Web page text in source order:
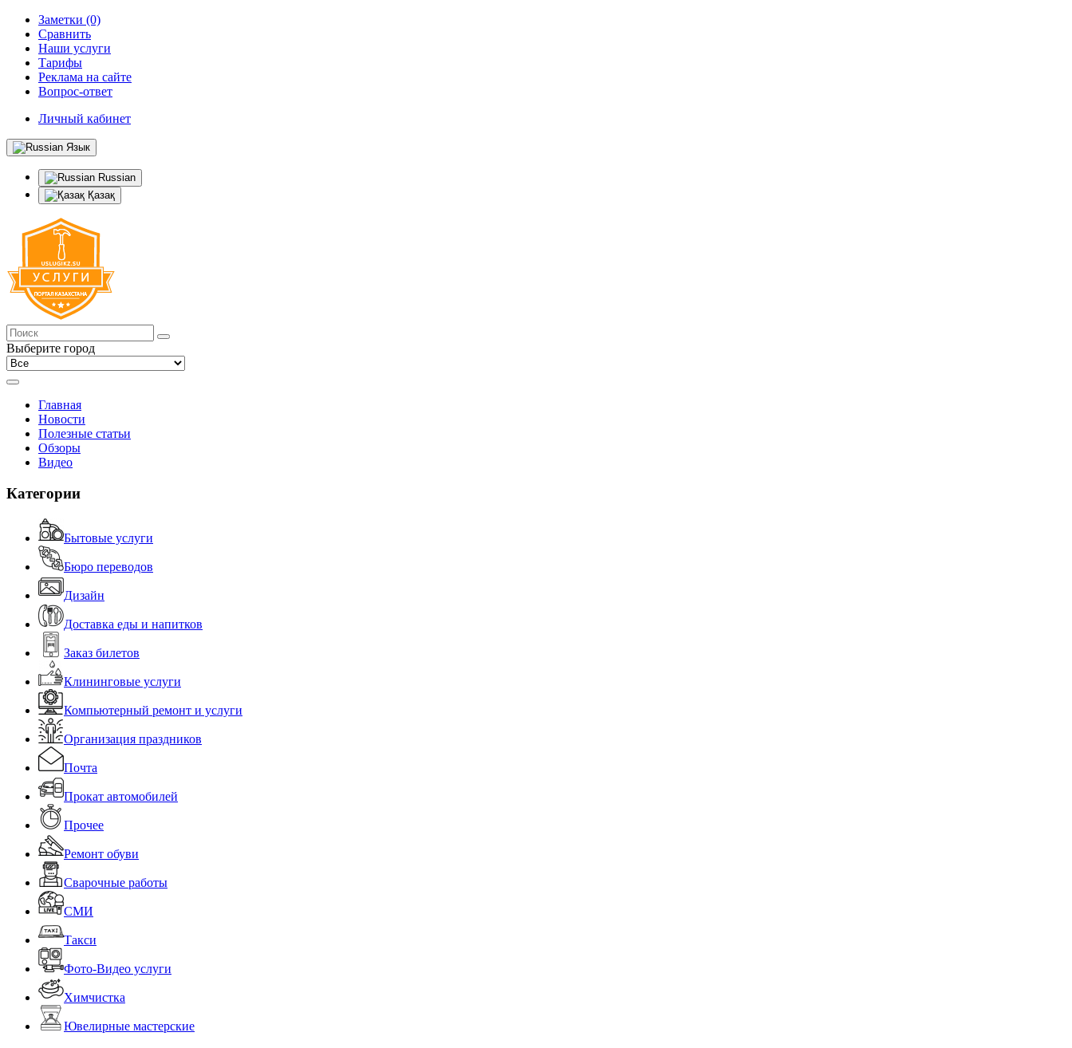
Заметки (0)
Сравнить
Наши услуги
Тарифы
Реклама на сайте
Вопрос-ответ
Личный кабинет
Язык
Russian
Қазақ
Выберите город
Главная
Новости
Полезные статьи
Обзоры
Видео
Категории
Бытовые услуги
Бюро переводов
Дизайн
Доставка еды и напитков
Заказ билетов
Клининговые услуги
Компьютерный ремонт и услуги
Организация праздников
Почта
Прокат автомобилей
Прочее
Ремонт обуви
Сварочные работы
СМИ
Такси
Фото-Видео услуги
Химчистка
Ювелирные мастерские